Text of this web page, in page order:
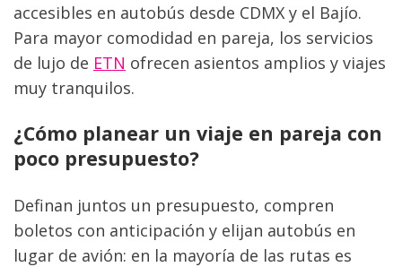
accesibles en autobús desde CDMX y el Bajío.
Para mayor comodidad en pareja, los servicios
de lujo de ETN ofrecen asientos amplios y viajes
muy tranquilos.
¿Cómo planear un viaje en pareja con
poco presupuesto?
Definan juntos un presupuesto, compren
boletos con anticipación y elijan autobús en
lugar de avión: en la mayoría de las rutas es